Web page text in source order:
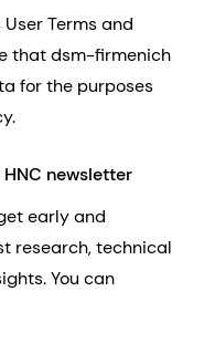
Terms and
that dsm-firmenich
for the purposes
newsletter
early and
research, technical
You can